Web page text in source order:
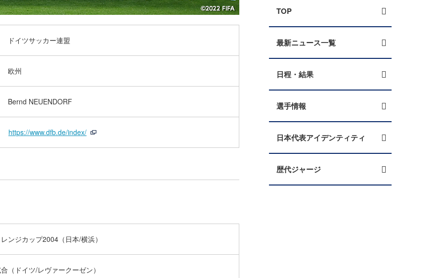
ドイツサッカー連盟
欧州
Bernd NEUENDORF
https://www.dfb.de/index/
ンジカップ2004（日本/横浜）
（ドイツ/レヴァークーゼン）
TOP
最新ニュース一覧
日程・結果
選手情報
日本代表アイデンティティ
歴代ジャージ